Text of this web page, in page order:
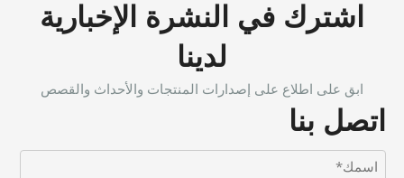
اشترك في النشرة الإخبارية
لدينا
ابق على اطلاع على إصدارات المنتجات والأحداث والقصص
اتصل بنا